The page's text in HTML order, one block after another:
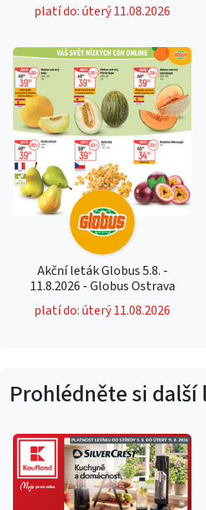
platí do: úterý 11.08.2026
Akční leták Globus 5.8. -
11.8.2026 - Globus Ostrava
platí do: úterý 11.08.2026
Prohlédněte si